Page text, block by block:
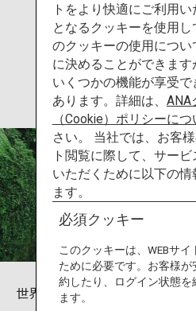
おすすめの旅
旅のアイデア
行き先
旅のお役立ち情報
ANA サービス
アクティビティ
屋久
世界遺産である屋久島の観光名
トをより快適にご利用
となるクッキーを使用
のクッキーの使用につ
に決めることができます
いくつかの機能が享受
あります。詳細は、 ANA
（Cookie）ポリシーにつ
さい。 当社では、お客
ト閲覧に際して、サー
いただくために以下の情
ます。
必須クッキー
このクッキーは、WEBサ
ために必要です。お客様
約したり、ログイン状態を
ます。